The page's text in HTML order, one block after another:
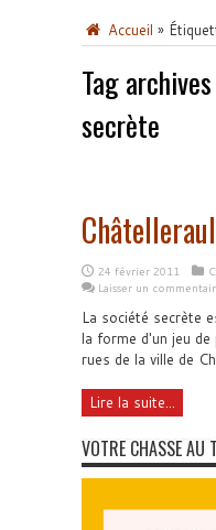
Accueil »
Tag
secrète
24 février 2011
Laisser un
La société secrète
la forme d'un jeu
rues de la ville de
Lire la suite...
VOTRE CHASSE AU